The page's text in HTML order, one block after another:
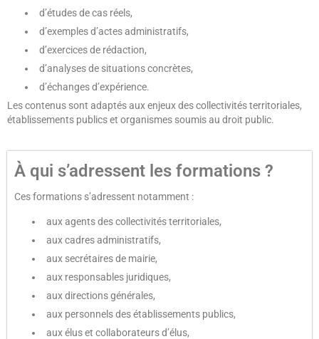
d’études de cas réels,
d’exemples d’actes administratifs,
d’exercices de rédaction,
d’analyses de situations concrètes,
d’échanges d’expérience.
Les contenus sont adaptés aux enjeux des collectivités territoriales,
établissements publics et organismes soumis au droit public.
À qui s’adressent les formations ?
Ces formations s’adressent notamment :
aux agents des collectivités territoriales,
aux cadres administratifs,
aux secrétaires de mairie,
aux responsables juridiques,
aux directions générales,
aux personnels des établissements publics,
aux élus et collaborateurs d’élus,